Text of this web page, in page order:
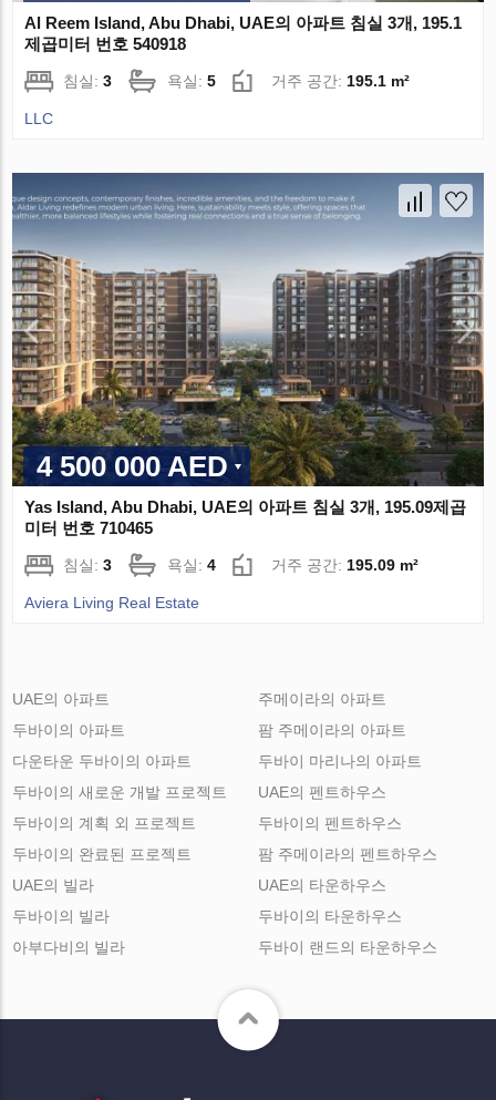
Al Reem Island, Abu Dhabi, UAE의 아파트 침실 3개, 195.1
제곱미터 번호 540918
침실:3 욕실:5 거주 공간: 195.1 m²
LLC
4 500 000 AED
Yas Island, Abu Dhabi, UAE의 아파트 침실 3개, 195.09제곱
미터 번호 710465
침실:3 욕실:4 거주 공간:195.09 m²
Aviera Living Real Estate
UAE의 아파트
두바이의 아파트
다운타운 두바이의 아파트
주메이라의 아파트
팜 주메이라의 아파트
두바이 마리나의 아파트
두바이의 새로운 개발 프로젝트
두바이의 계획 외 프로젝트
두바이의 완료된 프로젝트
UAE의 펜트하우스
두바이의 펜트하우스
팜 주메이라의 펜트하우스
UAE의 빌라
두바이의 빌라
아부다비의 빌라
UAE의 타운하우스
두바이의 타운하우스
두바이 랜드의 타운하우스